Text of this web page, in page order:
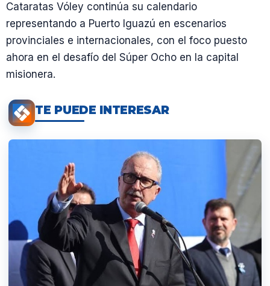
Cataratas Vóley continúa su calendario
representando a Puerto Iguazú en escenarios
provinciales e internacionales, con el foco puesto
ahora en el desafío del Súper Ocho en la capital
misionera.
TE PUEDE INTERESAR